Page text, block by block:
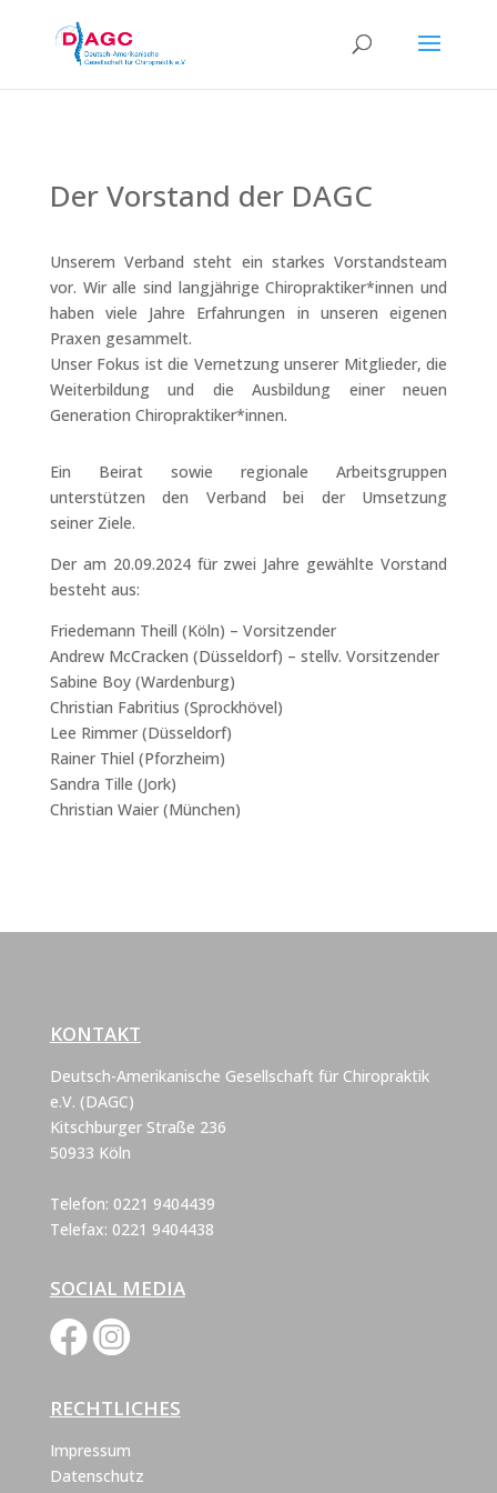
Der Vorstand der DAGC
Unserem Verband steht ein starkes Vorstandsteam
vor. Wir alle sind langjährige Chiropraktiker*innen und
haben viele Jahre Erfahrungen in unseren eigenen
Praxen gesammelt.
Unser Fokus ist die Vernetzung unserer Mitglieder, die
Weiterbildung und die Ausbildung einer neuen
Generation Chiropraktiker*innen.
Ein Beirat sowie regionale Arbeitsgruppen
unterstützen den Verband bei der Umsetzung
seiner Ziele.
Der am 20.09.2024 für zwei Jahre gewählte Vorstand
besteht aus:
Friedemann Theill (Köln) – Vorsitzender
Andrew McCracken (Düsseldorf) – stellv. Vorsitzender
Sabine Boy (Wardenburg)
Christian Fabritius (Sprockhövel)
Lee Rimmer (Düsseldorf)
Rainer Thiel (Pforzheim)
Sandra Tille (Jork)
Christian Waier (München)
KONTAKT
Deutsch-Amerikanische Gesellschaft für Chiropraktik
e.V. (DAGC)
Kitschburger Straße 236
50933 Köln
Telefon: 0221 9404439
Telefax: 0221 9404438
SOCIAL MEDIA
RECHTLICHES
Impressum
Datenschutz